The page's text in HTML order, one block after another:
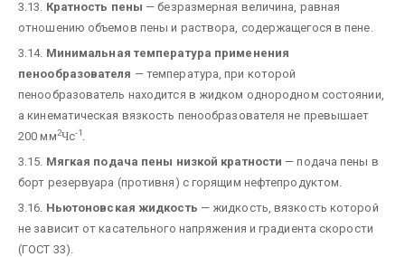
3.13. Кратность пены — безразмерная величина, равная
отношению объемов пены и раствора, содержащегося в пене.
3.14. Минимальная температура применения
пенообразователя — температура, при которой
пенообразователь находится в жидком однородном состоянии,
а кинематическая вязкость пенообразователя не превышает
200 мм2Чс-1
3.15. Мягкая подача пены низкой кратности — подача пены в
борт резервуара (противня) с горящим нефтепродуктом.
3.16. Ньютоновская жидкость — жидкость, вязкость которой
не зависит от касательного напряжения и градиента скорости
(ГОСТ 33).